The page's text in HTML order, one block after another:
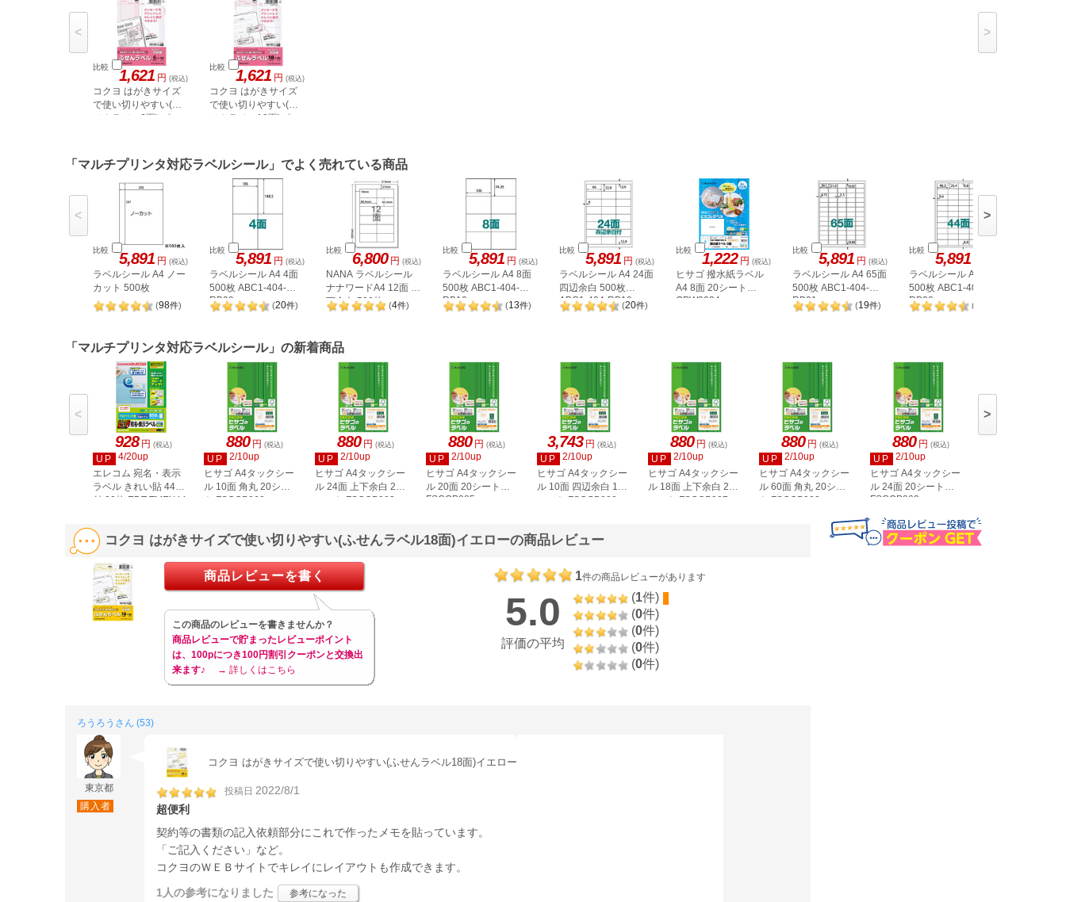
比較 1,621 円 (税込)
コクヨ はがきサイズ
で使い切りやすい(ふ
せんラベル6面) ピン
比較 1,621 円 (税込)
コクヨ はがきサイズ
で使い切りやすい(ふ
せんラベル18面)ピン
< >
「マルチプリンタ対応ラベルシール」でよく売れている商品
比較 5,891 円 (税込)
ラベルシール A4 ノー
カット 500枚
(98件)
比較 5,891 円 (税込)
ラベルシール A4 4面
500枚 ABC1-404-
RB09
(20件)
比較 6,800 円 (税込)
NANA ラベルシール
ナナワードA4 12面 上
下余白 500枚
LDW12P
(4件)
比較 5,891 円 (税込)
ラベルシール A4 8面
500枚 ABC1-404-
RB10
(13件)
比較 5,891 円 (税込)
ラベルシール A4 24面
四辺余白 500枚
ABC1-404-RB19
(20件)
比較 1,222 円 (税込)
ヒサゴ 撥水紙ラベル
A4 8面 20シート
OPW3034
比較 5,891 円 (税込)
ラベルシール A4 65面
500枚 ABC1-404-
RB21
(19件)
比較 5,891
ラベルシール A4 44面
500枚 ABC1-404-
RB20
(
< >
「マルチプリンタ対応ラベルシール」の新着商品
928 円 (税込)
UP
4/20up
エレコム 宛名・表示
ラベル きれい貼 44面
付 20枚 EDT-TMEX44
880 円 (税込)
UP
2/10up
ヒサゴ A4タックシー
ル 10面 角丸 20シー
ト FSCOP868
880 円 (税込)
UP
2/10up
ヒサゴ A4タックシー
ル 24面 上下余白 20
シート FSCOP883
880 円 (税込)
UP
2/10up
ヒサゴ A4タックシー
ル 20面 20シート
FSCOP985
3,743 円 (税込)
UP
2/10up
ヒサゴ A4タックシー
ル 10面 四辺余白 100
シート FSCGB888
880 円 (税込)
UP
2/10up
ヒサゴ A4タックシー
ル 18面 上下余白 20
シート FSCOP907
880 円 (税込)
UP
2/10up
ヒサゴ A4タックシー
ル 60面 角丸 20シー
ト FSCOP902
880 円 (税込)
UP
2/10up
ヒサゴ A4タックシー
ル 24面 20シート
FSCOP863
< >
コクヨ はがきサイズで使い切りやすい(ふせんラベル18面)イエローの商品レビュー
1 件の商品レビューがあります
5.0
評価の平均
(1件)
(0件)
(0件)
(0件)
(0件)
商品レビューを書く
この商品のレビューを書きませんか？
商品レビューで貯まったレビューポイント
は、100pにつき100円割引クーポンと交換出
来ます♪
→ 詳しくはこちら
ろうろうさん (53)
東京都
購入者
コクヨ はがきサイズで使い切りやすい(ふせんラベル18面)イエロー
投稿日 2022/8/1
超便利
契約等の書類の記入依頼部分にこれで作ったメモを貼っています。
「ご記入ください」など。
コクヨのＷＥＢサイトでキレイにレイアウトも作成できます。
1人の参考になりました 参考になった